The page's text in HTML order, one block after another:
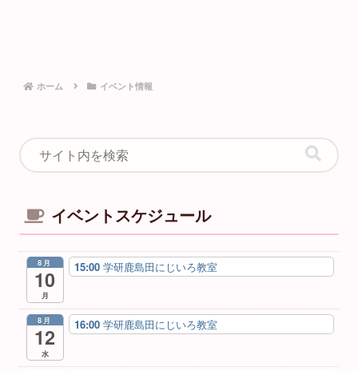
ホーム イベント情報
イベントスケジュール
8月
10
月
15:00 学研鹿島田にじいろ教室
8月
12
水
16:00 学研鹿島田にじいろ教室